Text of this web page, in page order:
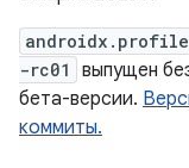
-rc01
выпущен
бета-версии.
коммиты.